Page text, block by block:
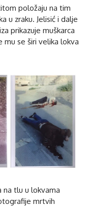
položaju na tim
u zraku. Jelisić i dalje
prikazuje muškarca
mu se širi velika lokva
na tlu u lokvama
mrtvih